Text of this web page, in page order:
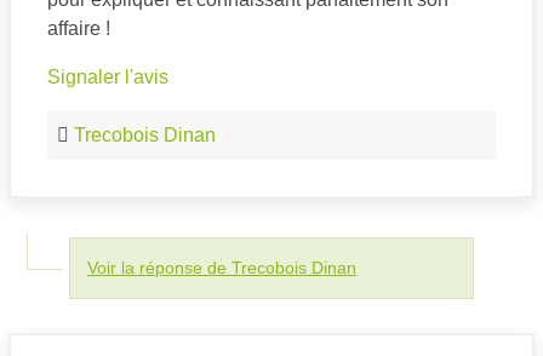
affaire !
Signaler l'avis
Trecobois Dinan
Voir la réponse de Trecobois Dinan